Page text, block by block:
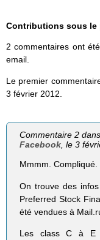
Contributions sous le
2 commentaires ont
email.
Le premier
3 février 2012.
Commentaire 2
Facebook, le 3
Mmmm. Compliqué.
On trouve des
Preferred Stock
été vendues à
Les class C à E